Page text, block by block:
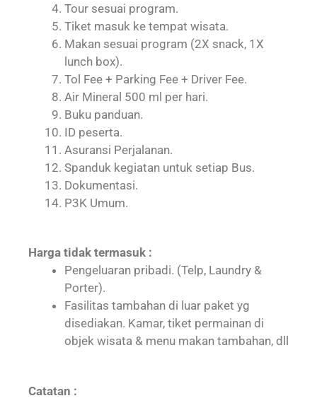
Tour sesuai program.
Tiket masuk ke tempat wisata.
Makan sesuai program (2X snack, 1X
lunch box).
Tol Fee + Parking Fee + Driver Fee.
Air Mineral 500 ml per hari.
Buku panduan.
ID peserta.
Asuransi Perjalanan.
Spanduk kegiatan untuk setiap Bus.
Dokumentasi.
P3K Umum.
Harga tidak termasuk :
Pengeluaran pribadi. (Telp, Laundry &
Porter).
Fasilitas tambahan di luar paket yg
disediakan. Kamar, tiket permainan di
objek wisata & menu makan tambahan, dll
Catatan :